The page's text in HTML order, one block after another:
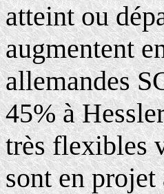
atteint ou
augmentent
allemandes
45% à
très flexibles
sont en